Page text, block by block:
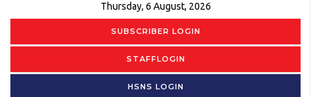
Thursday, 6 August, 2026
SUBSCRIBER LOGIN
STAFFLOGIN
HSNS LOGIN